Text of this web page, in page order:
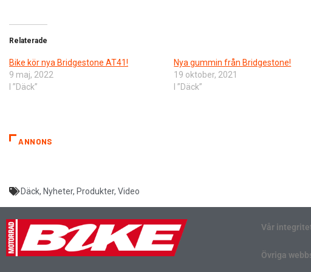
Relaterade
Bike kör nya Bridgestone AT41!
9 maj, 2022
I ”Däck”
Nya gummin från Bridgestone!
19 oktober, 2021
I ”Däck”
ANNONS
Däck, Nyheter, Produkter, Video
Vår
Övriga